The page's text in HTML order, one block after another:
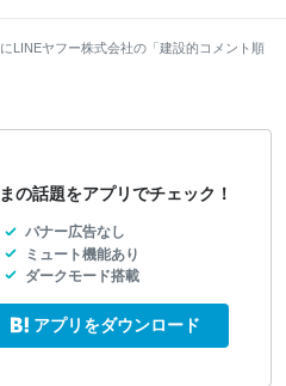
LINEヤフー株式会社の「建設的コメント順
の話題をアプリでチェック！
バナー広告なし
ミュート機能あり
ダークモード搭載
アプリをダウンロード